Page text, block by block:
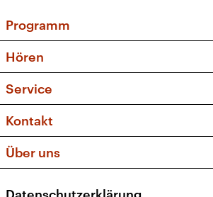
Programm
Sendungen und Podcasts
Musikliste
Kakadu – Das Kinderprogramm
Hören
Frequenzen (UKW + DAB+)
Service
FAQ
Apps
Newsletter
Kontakt
Social Media
Über uns